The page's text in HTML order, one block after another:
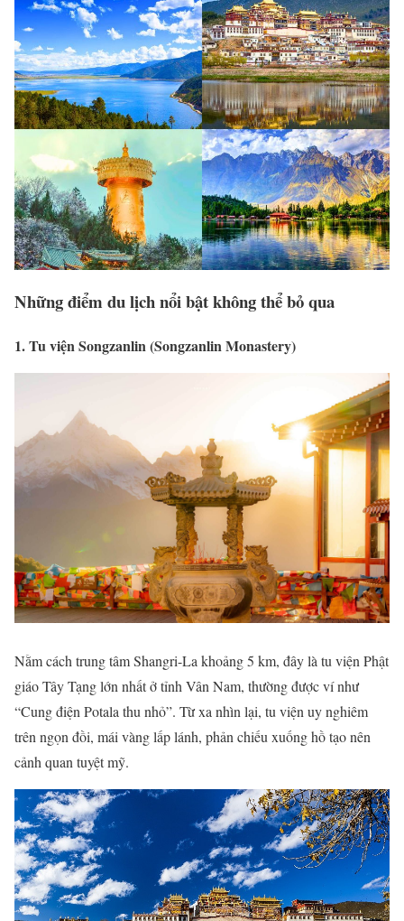
Những điểm du lịch nổi bật không thể bỏ qua
1. Tu viện Songzanlin (Songzanlin Monastery)
Nằm cách trung tâm Shangri-La khoảng 5 km, đây là tu viện Phật
giáo Tây Tạng lớn nhất ở tỉnh Vân Nam, thường được ví như
“Cung điện Potala thu nhỏ”. Từ xa nhìn lại, tu viện uy nghiêm
trên ngọn đồi, mái vàng lấp lánh, phản chiếu xuống hồ tạo nên
cảnh quan tuyệt mỹ.